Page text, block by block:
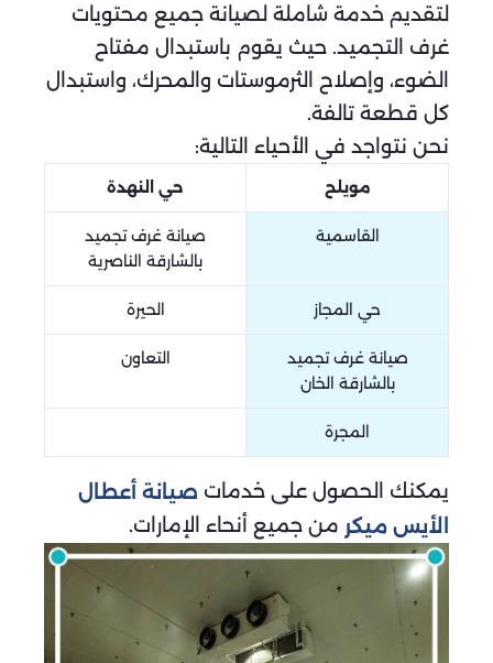
لتقديم خدمة شاملة لصيانة جميع محتويات
غرف التجميد. حيث يقوم باستبدال مفتاح
الضوء، وإصلاح الثرموستات والمحرك، واستبدال
كل قطعة تالفة.
نحن نتواجد في الأحياء التالية:
مويلح حي النهدة
القاسمية
صيانة غرف تجميد
بالشارقة الناصرية
حي المجاز الحيرة
صيانة غرف تجميد
بالشارقة الخان
التعاون
المجرة
يمكنك الحصول على خدمات صيانة أعطال
الأيس ميكر من جميع أنحاء الإمارات.